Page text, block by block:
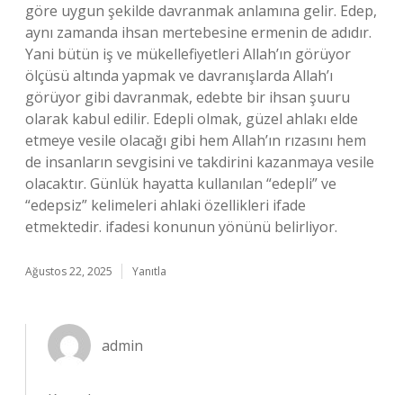
göre uygun şekilde davranmak anlamına gelir. Edep,
aynı zamanda ihsan mertebesine ermenin de adıdır.
Yani bütün iş ve mükellefiyetleri Allah’ın görüyor
ölçüsü altında yapmak ve davranışlarda Allah’ı
görüyor gibi davranmak, edebte bir ihsan şuuru
olarak kabul edilir. Edepli olmak, güzel ahlakı elde
etmeye vesile olacağı gibi hem Allah’ın rızasını hem
de insanların sevgisini ve takdirini kazanmaya vesile
olacaktır. Günlük hayatta kullanılan “edepli” ve
“edepsiz” kelimeleri ahlaki özellikleri ifade
etmektedir. ifadesi konunun yönünü belirliyor.
Ağustos 22, 2025 Yanıtla
admin